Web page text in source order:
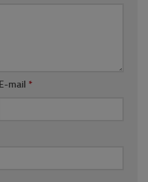
E-mail *